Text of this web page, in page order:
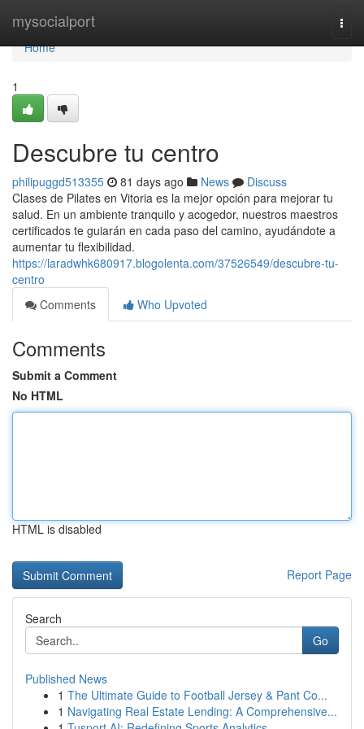
mysocialport
Home
Home
1
Descubre tu centro
philipuggd513355 81 days ago News
Discuss
Clases de Pilates en Vitoria es la mejor opción para mejorar tu
salud. En un ambiente tranquilo y acogedor, nuestros maestros
certificados te guiarán en cada paso del camino, ayudándote a
aumentar tu flexibilidad.
https://laradwhk680917.blogolenta.com/37526549/descubre-tu-
centro
Comments
Who Upvoted
Comments
Submit a Comment
No HTML
HTML is disabled
Report Page
Search
Go
Published News
1 The Ultimate Guide to Football Jersey & Pant Co...
1 Navigating Real Estate Lending: A Comprehensive...